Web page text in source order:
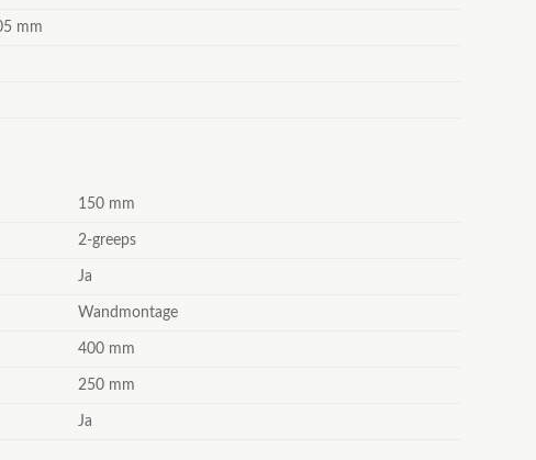
mm
150 mm
2-greeps
Ja
Wandmontage
400 mm
250 mm
Ja